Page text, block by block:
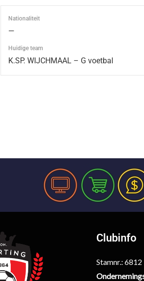
Nationaliteit
—
Huidige team
K.SP. WIJCHMAAL – G voetbal
Clubinfo
Stamnr.: 6812